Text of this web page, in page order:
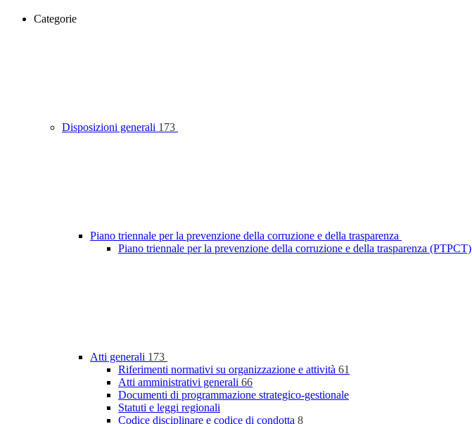
Categorie
Disposizioni generali 173
Piano triennale per la prevenzione della corruzione e della trasparenza
Piano triennale per la prevenzione della corruzione e della trasparenza (PTPCT)
Atti generali 173
Riferimenti normativi su organizzazione e attività 61
Atti amministrativi generali 66
Documenti di programmazione strategico-gestionale
Statuti e leggi regionali
Codice disciplinare e codice di condotta 8